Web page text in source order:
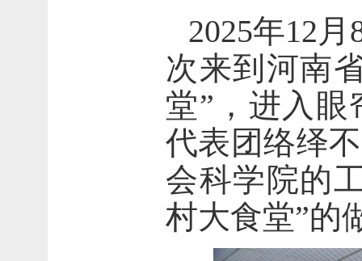
2025年12
次来到河南
堂”，进入
代表团络绎
会科学院的
村大食堂”的